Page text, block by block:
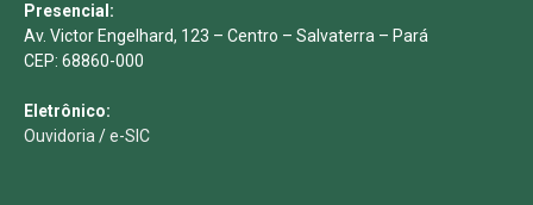
Presencial:
Av. Victor Engelhard, 123 – Centro – Salvaterra – Pará
CEP: 68860-000
Eletrônico:
Ouvidoria/e-SIC